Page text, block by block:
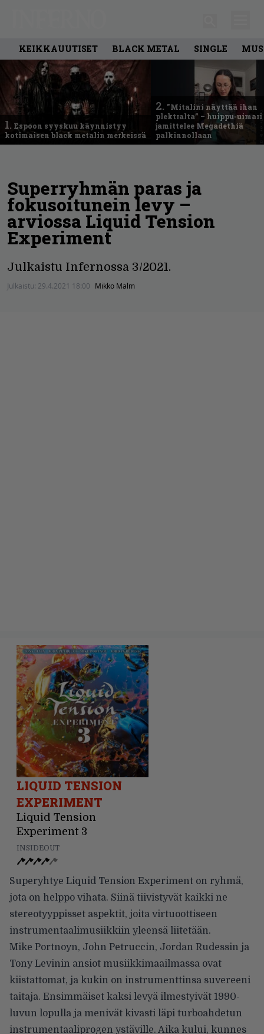
KEIKKAUUTISET BLACK METAL SINGLE
1. Espoon syyskuu käynnistyy
kotimaisen black metalin merkeissä
2. ”Mitalini näyttää ihan
plektralta” – huippu-uimari
jamittelee Megadethiä
palkinnollaan
Superryhmän paras ja
fokusoitunein levy –
arviossa Liquid Tension
Experiment
Julkaistu Infernossa 3/2021.
Julkaistu: 29.4.2021 18:00 Mikko Malm
LIQUID TENSION
EXPERIMENT
Liquid Tension
Experiment 3
INSIDEOUT
Superyhtye Liquid Tension Experiment on ryhmä,
jota on helppo vihata. Siinä tiivistyvät kaikki ne
stereotyyppisset aspektit, joita virtuoottiseen
instrumentaalimusiikkiin yleensä liitetään.
Mike Portnoyn, John Petruccin, Jordan Rudessin ja
Tony Levinin ansiot musiikkimaailmassa ovat
kiistattomat, ja kukin on instrumenttinsa suvereeni
taitaja. Ensimmäiset kaksi levyä ilmestyivät 1990-
luvun lopulla ja menivät kivasti läpi turboahdetun
instrumentaaliprogen ystäville. Aika kului, kunnes